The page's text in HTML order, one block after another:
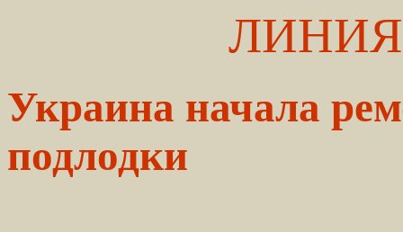
Украина начала
подлодки